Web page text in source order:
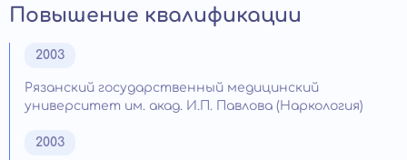
Повышение квалификации
2003
Рязанский государственный медицинский
университет им. акад. И.П. Павлова (Наркология)
2003